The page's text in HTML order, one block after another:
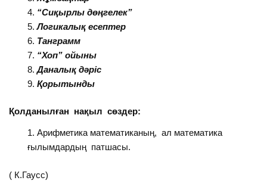
“Сиқырлы дөңгелек”
Логикалық есептер
Танграмм
“Хоп” ойыны
Даналық дәріс
Қорытынды
Қолданылған нақыл сөздер:
Арифметика математиканың, ал математика
ғылымдардың патшасы.
( К.Гаусс)